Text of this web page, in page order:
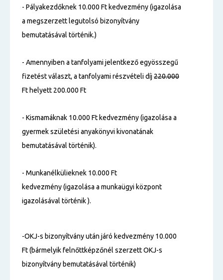
- Pályakezdőknek 10.000 Ft kedvezmény (igazolása
a megszerzett legutolsó bizonyítvány
bemutatásával történik.)
- Amennyiben a tanfolyami jelentkező egyösszegű
fizetést választ, a tanfolyami részvételi díj220.000
Ft helyett 200.000 Ft
- Kismamáknak 10.000 Ft kedvezmény (igazolása a
gyermek születési anyakönyvi kivonatának
bemutatásával történik).
- Munkanélkülieknek 10.000 Ft
kedvezmény (igazolása a munkaügyi központ
igazolásával történik ).
-OKJ-s bizonyítvány után járó kedvezmény 10.000
Ft (bármelyik felnőttképzőnél szerzett OKJ-s
bizonyítvány bemutatásával történik)